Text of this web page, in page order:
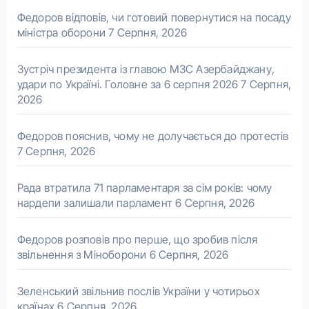
Федоров відповів, чи готовий повернутися на посаду
міністра оборони 7 Серпня, 2026
Зустріч президента із главою МЗС Азербайджану,
удари по Україні. Головне за 6 серпня 2026 7 Серпня,
2026
Федоров пояснив, чому не долучається до протестів
7 Серпня, 2026
Рада втратила 71 парламентаря за сім років: чому
нардепи залишали парламент 6 Серпня, 2026
Федоров розповів про перше, що зробив після
звільнення з Міноборони 6 Серпня, 2026
Зеленський звільнив послів України у чотирьох